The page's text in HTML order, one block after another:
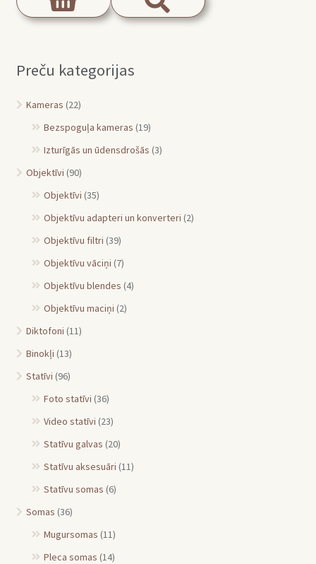
Preču kategorijas
Kameras (22)
Bezspoguļa kameras (19)
Izturīgās un ūdensdrošās (3)
Objektīvi (90)
Objektīvi (35)
Objektīvu adapteri un konverteri (2)
Objektīvu filtri (39)
Objektīvu vāciņi (7)
Objektīvu blendes (4)
Objektīvu maciņi (2)
Diktofoni (11)
Binokļi (13)
Statīvi (96)
Foto statīvi (36)
Video statīvi (23)
Statīvu galvas (20)
Statīvu aksesuāri (11)
Statīvu somas (6)
Somas (36)
Mugursomas (11)
Pleca somas (14)